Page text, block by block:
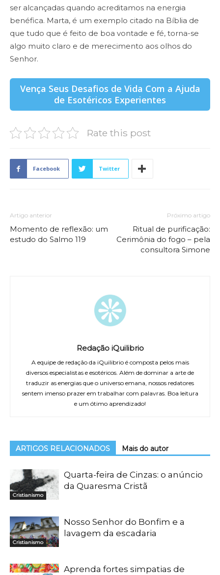
ser alcançadas quando acreditamos na energia
benéfica. Marta, é um exemplo citado na Bíblia de
que tudo que é feito de boa vontade e fé, torna-se
algo muito claro e de merecimento aos olhos do
Senhor.
Vença Seus Desafios de Vida Com a Ajuda
de Esotéricos Experientes
Rate this post
Facebook Twitter
Artigo anterior
Momento de reflexão: um
estudo do Salmo 119
Próximo artigo
Ritual de purificação:
Cerimônia do fogo – pela
consultora Simone
Redação iQuilibrio
A equipe de redação da iQuilibrio é composta pelos mais
diversos especialistas e esotéricos. Além de dominar a arte de
traduzir as energias que o universo emana, nossos redatores
sentem imenso prazer em trabalhar com palavras. Boa leitura
e um ótimo aprendizado!
ARTIGOS RELACIONADOS Mais do autor
Cristianismo
Quarta-feira de Cinzas: o anúncio
da Quaresma Cristã
Cristianismo
Nosso Senhor do Bonfim e a
lavagem da escadaria
Aprenda fortes simpatias de